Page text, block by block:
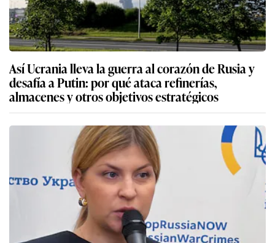
Así Ucrania lleva la guerra al corazón de Rusia y
desafía a Putin: por qué ataca refinerías,
almacenes y otros objetivos estratégicos